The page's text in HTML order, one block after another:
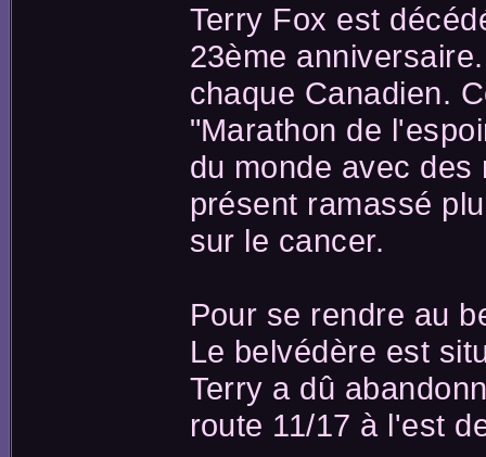
Terry Fox est
23ème
chaque Canadien.
"Marathon de
du monde avec
présent ramassé
sur le cancer.
Pour se rendre au
Le belvédère est
Terry a dû
route 11/17 à l'est